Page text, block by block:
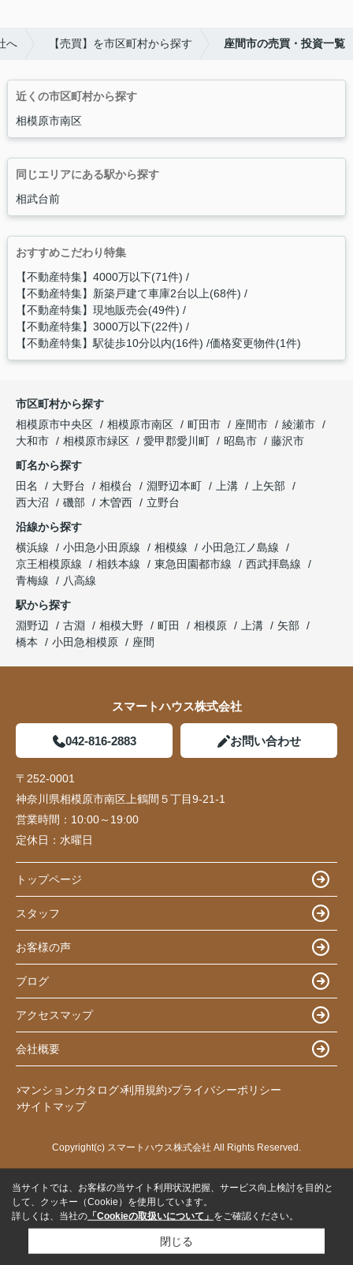
へ 【売買】を市区町村から探す 座間市の売買・投資一覧
近くの市区町村から探す
相模原市南区
同じエリアにある駅から探す
相武台前
おすすめこだわり特集
【不動産特集】4000万以下(71件)
【不動産特集】新築戸建て車庫2台以上(68件)
【不動産特集】現地販売会(49件)
【不動産特集】3000万以下(22件)
【不動産特集】駅徒歩10分以内(16件) 価格変更物件(1件)
市区町村から探す
相模原市中央区
相模原市南区 町田市 座間市
綾瀬市
大和市
相模原市緑区 愛甲郡愛川町 昭島市
藤沢市
町名から探す
田名
大野台 相模台 淵野辺本町 上溝
上矢部
西大沼
磯部 木曽西
立野台
沿線から探す
横浜線
小田急小田原線 相模線
小田急江ノ島線
京王相模原線
相鉄本線 東急田園都市線
西武拝島線
青梅線
八高線
駅から探す
淵野辺
古淵 相模大野 町田 相模原 上溝
矢部
橋本
小田急相模原 座間
スマートハウス株式会社
042-816-2883 お問い合わせ
〒252-0001
神奈川県相模原市南区上鶴間５丁目9-21-1
営業時間： 10:00～19:00
定休日： 水曜日
トップページ
スタッフ
お客様の声
ブログ
アクセスマップ
会社概要
マンションカタログ 利用規約 プライバシーポリシー
サイトマップ
Copyright(c) スマートハウス株式会社 All Rights Reserved.
当サイトでは、お客様の当サイト利用状況把握、サービス向上検討を目的と
して、クッキー（Cookie）を使用しています。
詳しくは、当社の 「Cookieの取扱いについて」 をご確認ください。
閉じる